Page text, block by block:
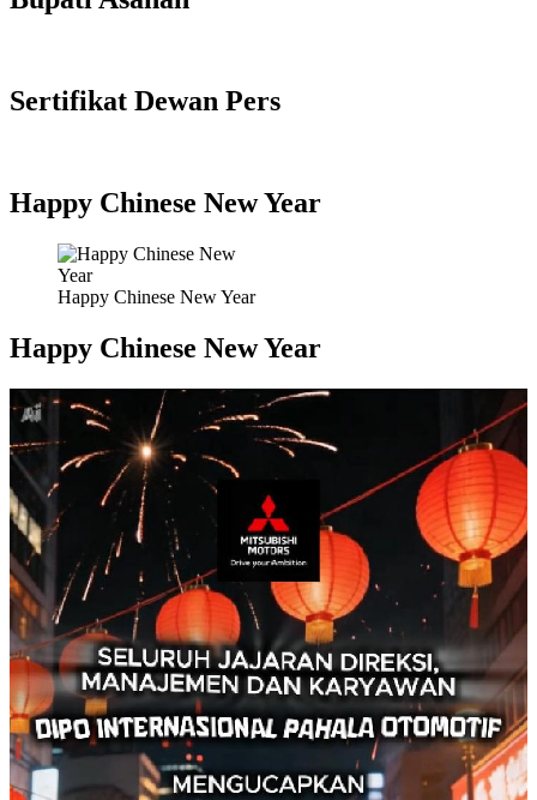
Sertifikat Dewan Pers
Happy Chinese New Year
Happy Chinese New Year
Happy Chinese New Year